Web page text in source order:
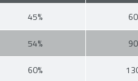
45% 60
54% 90
60%